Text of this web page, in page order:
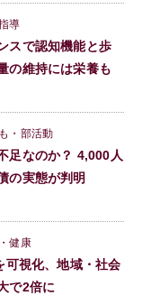
導
スで認知機能と歩
の維持には栄養も
・部活動
足なのか？ 4,000人
の実態が判明
健康
可視化、地域・社会
で2倍に